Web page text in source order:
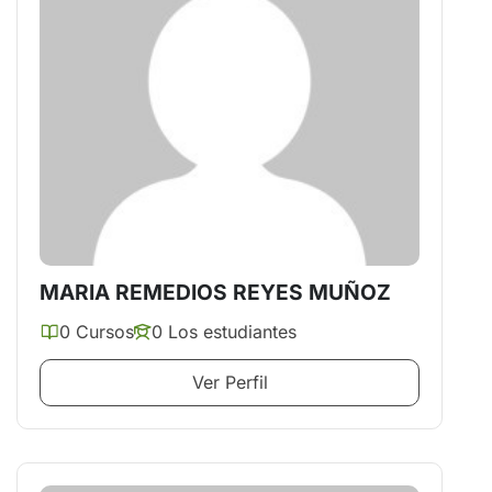
MARIA REMEDIOS REYES MUÑOZ
0 Cursos 0 Los estudiantes
Ver Perfil